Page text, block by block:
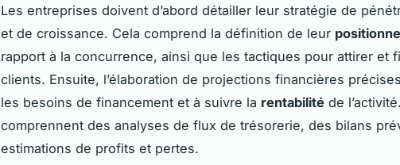
Les entreprises doivent d’abord détailler leur stratégie de
et de croissance. Cela comprend la définition de leur
rapport à la concurrence, ainsi que les tactiques pour attirer et
clients. Ensuite, l’élaboration de projections financières
les besoins de financement et à suivre la rentabilité de
comprennent des analyses de flux de trésorerie, des bilans
estimations de profits et pertes.